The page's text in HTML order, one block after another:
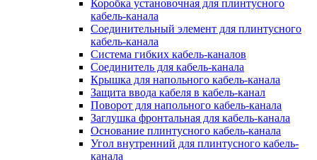
Коробка установочная для плинтусного
кабель-канала
Соединительный элемент для плинтусного
кабель-канала
Система гибких кабель-каналов
Соединитель для кабель-канала
Крышка для напольного кабель-канала
Защита ввода кабеля в кабель-канал
Поворот для напольного кабель-канала
Заглушка фронтальная для кабель-канала
Основание плинтусного кабель-канала
Угол внутренний для плинтусного кабель-
канала